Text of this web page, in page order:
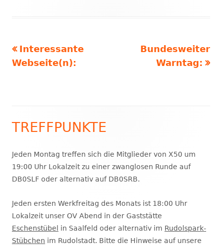
Beitragsnavigation
Vorheriger
Beitrag:
Interessante
Webseite(n):
Nächster
Beitrag
Bundesweiter
Warntag:
Haupt-
Seitenleiste
TREFFPUNKTE
Jeden Montag treffen sich die Mitglieder von X50 um
19:00 Uhr Lokalzeit zu einer zwanglosen Runde auf
DB0SLF oder alternativ auf DB0SRB.
Jeden ersten Werkfreitag des Monats ist 18:00 Uhr
Lokalzeit unser OV Abend in der Gaststätte
Eschenstübel
in Saalfeld oder alternativ im Rudolspark-
Stübchen im Rudolstadt. Bitte die Hinweise auf unsere